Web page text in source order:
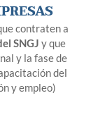
contraten a
SNGJ y que
y la fase de
del
y empleo)